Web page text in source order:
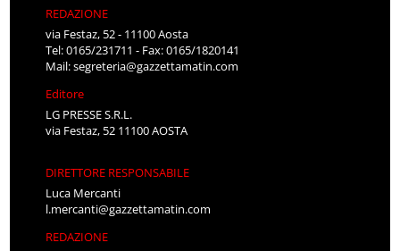
REDAZIONE
via Festaz, 52 - 11100 Aosta
Tel: 0165/231711 - Fax: 0165/1820141
Mail:segreteria@gazzettamatin.com
Editore
LG PRESSE S.R.L.
via Festaz, 52 11100 AOSTA
DIRETTORE RESPONSABILE
Luca Mercanti
l.mercanti@gazzettamatin.com
REDAZIONE